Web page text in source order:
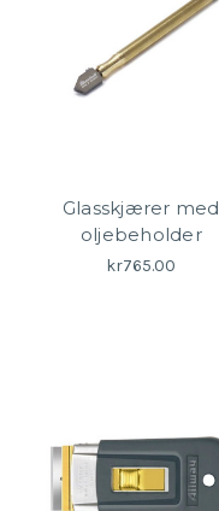
Glasskjærer med
oljebeholder
kr765.00